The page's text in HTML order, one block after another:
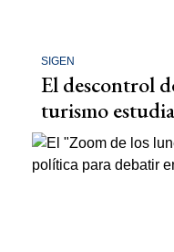
SIGEN
El descontrol
turismo